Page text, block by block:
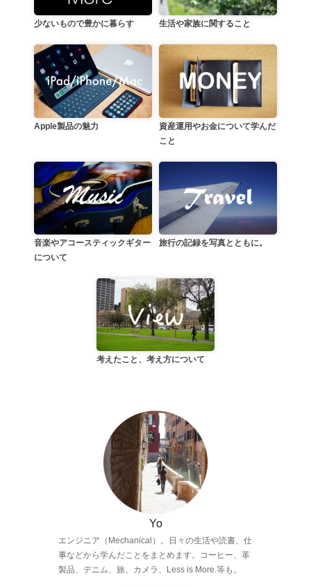
少ないもので豊かに暮らす 生活や家族に関すること
Apple製品の魅力
資産運用やお金について学んだ
こと
音楽やアコースティックギター
について
旅行の記録を写真とともに。
考えたこと、考え方について
Yo
エンジニア（Mechanical）。日々の生活や読書、仕
事などから学んだことをまとめます。コーヒー、革
製品、デニム、旅、カメラ、Less is More.等も。